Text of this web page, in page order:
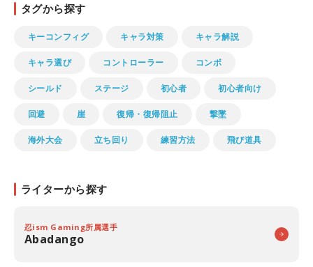
タグから探す
キーコンフィグ キャラ対策 キャラ解説
キャラ選び コントローラー コンボ
シールド ステージ 初心者 初心者向け
回避 崖 復帰・復帰阻止 撃墜
海外大会 立ち回り 練習方法 飛び道具
ライターから探す
忍ism Gaming所属選手
Abadango